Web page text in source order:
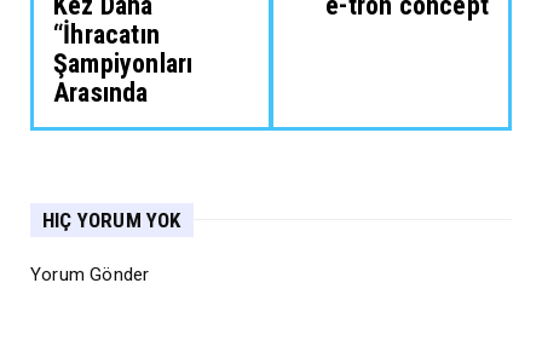
“İhracatın
Şampiyonları
Arasında
HIÇ YORUM YOK
Yorum Gönder